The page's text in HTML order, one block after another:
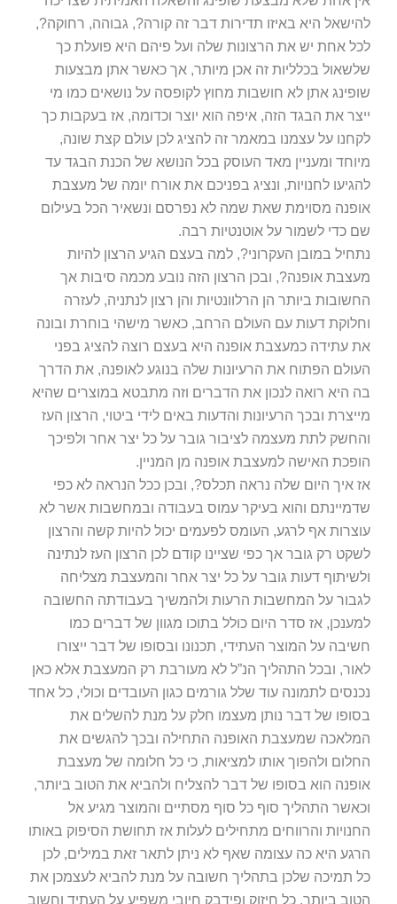
להישאל היא באיזו תדירות דבר זה קורה?, גבוהה, רחוקה?,
לכל אחת יש את הרצונות שלה ועל פיהם היא פועלת כך
שלשאול בכלליות זה אכן מיותר, אך כאשר אתן מבצעות
שופינג אתן לא חושבות מחוץ לקופסה על נושאים כמו מי
ייצר את הבגד הזה, איפה הוא יוצר וכדומה, אז בעקבות כך
לקחנו על עצמנו במאמר זה להציג לכן עולם קצת שונה,
מיוחד ומעניין מאד העוסק בכל הנושא של הכנת הבגד עד
להגיעו לחנויות, ונציג בפניכם את אורח יומה של מעצבת
אופנה מסוימת שאת שמה לא נפרסם ונשאיר הכל בעילום
שם כדי לשמור על אוטנטיות רבה.
נתחיל במובן העקרוני?, למה בעצם הגיע הרצון להיות
מעצבת אופנה?, ובכן הרצון הזה נובע מכמה סיבות אך
החשובות ביותר הן הרלוונטיות והן רצון לנתניה, לעזרה
וחלוקת דעות עם העולם הרחב, כאשר מישהי בוחרת ובונה
את עתידה כמעצבת אופנה היא בעצם רוצה להציג בפני
העולם הפתוח את הרעיונות שלה בנוגע לאופנה, את הדרך
בה היא רואה לנכון את הדברים וזה מתבטא במוצרים שהיא
מייצרת ובכך הרעיונות והדעות באים לידי ביטוי, הרצון העז
והחשק לתת מעצמה לציבור גובר על כל יצר אחר ולפיכך
הופכת האישה למעצבת אופנה מן המניין.
אז איך היום שלה נראה תכלס?, ובכן ככל הנראה לא כפי
שדמיינתם והוא בעיקר עמוס בעבודה ובמחשבות אשר לא
עוצרות אף לרגע, העומס לפעמים יכול להיות קשה והרצון
לשקט רק גובר אך כפי שציינו קודם לכן הרצון העז לנתינה
ולשיתוף דעות גובר על כל יצר אחר והמעצבת מצליחה
לגבור על המחשבות הרעות ולהמשיך בעבודתה החשובה
למענכן, אז סדר היום כולל בתוכו מגוון של דברים כמו
חשיבה על המוצר העתידי, תכנונו ובסופו של דבר ייצורו
לאור, ובכל התהליך הנ”ל לא מעורבת רק המעצבת אלא כאן
נכנסים לתמונה עוד שלל גורמים כגון העובדים וכולי, כל אחד
בסופו של דבר נותן מעצמו חלק על מנת להשלים את
המלאכה שמעצבת האופנה התחילה ובכך להגשים את
החלום ולהפוך אותו למציאות, כי כל חלומה של מעצבת
אופנה הוא בסופו של דבר להצליח ולהביא את הטוב ביותר,
וכאשר התהליך סוף כל סוף מסתיים והמוצר מגיע אל
החנויות והרווחים מתחילים לעלות אז תחושת הסיפוק באותו
הרגע היא כה עצומה שאף לא ניתן לתאר זאת במילים, לכן
כל תמיכה שלכן בתהליך חשובה על מנת להביא לעצמכן את
הטוב ביותר, כל חיזוק ופידבק חיובי משפיע על העתיד וחשוב